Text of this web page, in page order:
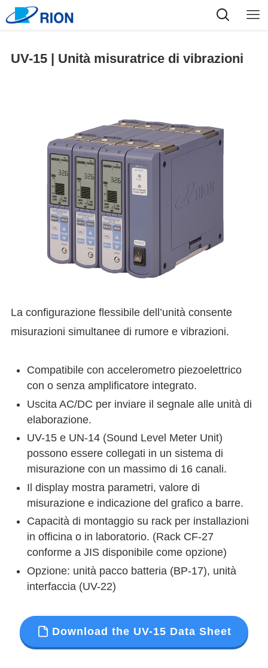
UV-15 | Unità misuratrice di vibrazioni
La configurazione flessibile dell’unità consente
misurazioni simultanee di rumore e vibrazioni.
Compatibile con accelerometro piezoelettrico
con o senza amplificatore integrato.
Uscita AC/DC per inviare il segnale alle unità di
elaborazione.
UV-15 e UN-14 (Sound Level Meter Unit)
possono essere collegati in un sistema di
misurazione con un massimo di 16 canali.
Il display mostra parametri, valore di
misurazione e indicazione del grafico a barre.
Capacità di montaggio su rack per installazioni
in officina o in laboratorio. (Rack CF-27
conforme a JIS disponibile come opzione)
Opzione: unità pacco batteria (BP-17), unità
interfaccia (UV-22)
Download the UV-15 Data Sheet